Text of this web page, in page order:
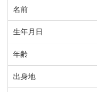
名前
生年月日
年齢
出身地